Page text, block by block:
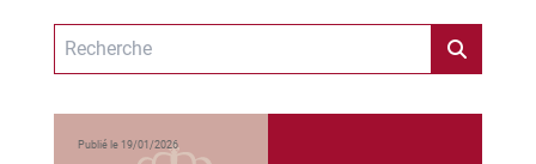
Publié le 19/01/2026